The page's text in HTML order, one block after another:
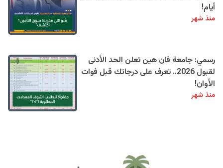
أيام!
منذ شهر
رسمي: جامعة فان هين تعلن الحد الأدنى
لقبول 2026.. تعرف على درجاتك قبل فوات
الأوان!
منذ شهر